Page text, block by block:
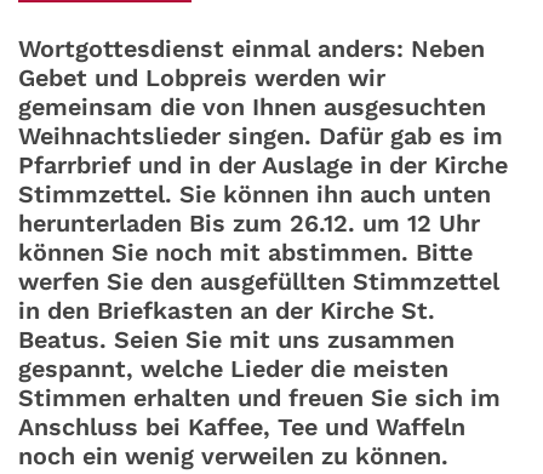
Wortgottesdienst einmal anders: Neben
Gebet und Lobpreis werden wir
gemeinsam die von Ihnen ausgesuchten
Weihnachtslieder singen. Dafür gab es im
Pfarrbrief und in der Auslage in der Kirche
Stimmzettel. Sie können ihn auch unten
herunterladen Bis zum 26.12. um 12 Uhr
können Sie noch mit abstimmen. Bitte
werfen Sie den ausgefüllten Stimmzettel
in den Briefkasten an der Kirche St.
Beatus. Seien Sie mit uns zusammen
gespannt, welche Lieder die meisten
Stimmen erhalten und freuen Sie sich im
Anschluss bei Kaffee, Tee und Waffeln
noch ein wenig verweilen zu können.